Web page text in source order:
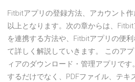
Fitbitアプリの登録方法、アカウント
以上となります。次の章からは、
を連携する方法や、Fitbitアプリの便
て詳しく解説していきます。 このア
ィアのダウンロード・管理アプリで
するだけでなく、PDFファイル、テキ